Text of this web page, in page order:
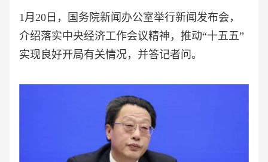
1月20日，国务院新闻办公室举行新闻发布会，
介绍落实中央经济工作会议精神，推动“十五五”
实现良好开局有关情况，并答记者问。